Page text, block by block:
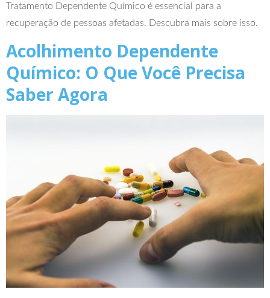
Tratamento Dependente Químico é essencial para a
recuperação de pessoas afetadas. Descubra mais sobre isso.
Acolhimento Dependente
Químico: O Que Você Precisa
Saber Agora